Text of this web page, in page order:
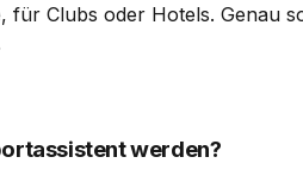
für Clubs oder Hotels. Genau
werden?